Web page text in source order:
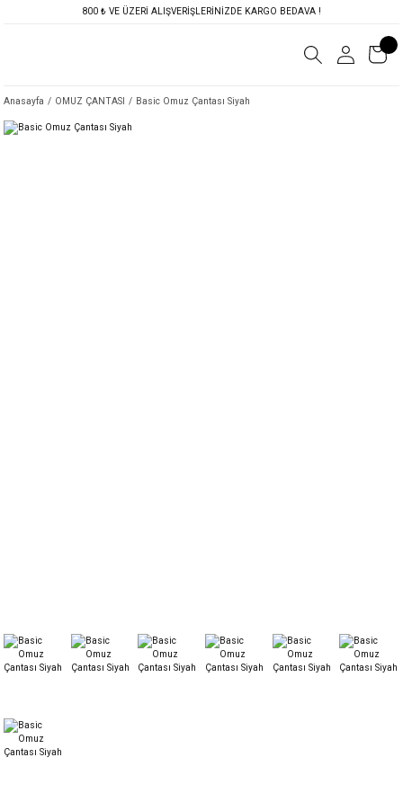
800 ₺ VE ÜZERİ ALIŞVERİŞLERİNİZDE KARGO BEDAVA !
Anasayfa OMUZ ÇANTASI Basic Omuz Çantası Siyah